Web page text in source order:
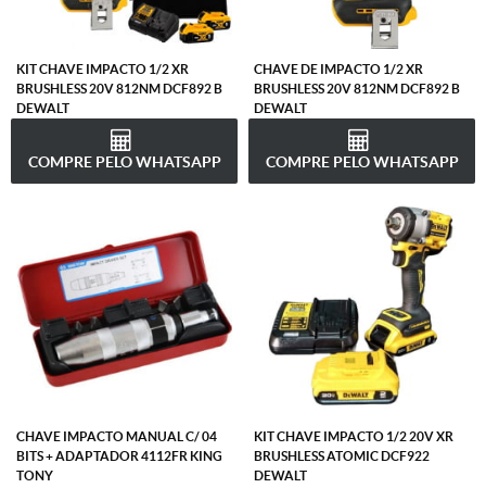
KIT CHAVE IMPACTO 1/2 XR
BRUSHLESS 20V 812NM DCF892 B
DEWALT
COMPRE PELO WHATSAPP
CHAVE DE IMPACTO 1/2 XR
BRUSHLESS 20V 812NM DCF892 B
DEWALT
COMPRE PELO WHATSAPP
CHAVE IMPACTO MANUAL C/ 04
BITS + ADAPTADOR 4112FR KING
TONY
KIT CHAVE IMPACTO 1/2 20V XR
BRUSHLESS ATOMIC DCF922
DEWALT